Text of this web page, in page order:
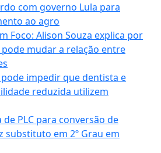
com governo Lula para
ao agro
Foco: Alison Souza explica por
pode mudar a relação entre
impedir que dentista e
reduzida utilizem
PLC para conversão de
substituto em 2º Grau em